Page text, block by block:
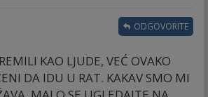
KAO LJUDE, VEĆ OVAKO
DA IDU U RAT. KAKAV SMO MI
ODGOVORITE